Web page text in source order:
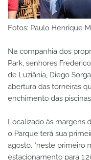
Fotos: Paulo Henrique
Na companhia dos
Park, senhores
de Luziânia, Diego
abertura das torneiras
enchimento das
Localizado às margens
o Parque terá sua
agosto. "neste primeiro
estacionamento para